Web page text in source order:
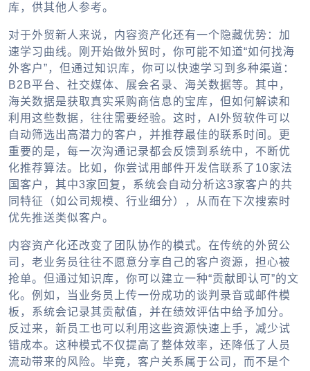
库，供其他人参考。
对于外贸新人来说，内容资产化还有一个隐藏优势：加
速学习曲线。刚开始做外贸时，你可能不知道“如何找海
外客户”，但通过知识库，你可以快速学习到多种渠道：
B2B平台、社交媒体、展会名录、海关数据等。其中，
海关数据是获取真实采购商信息的宝库，但如何解读和
利用这些数据，往往需要经验。这时，AI外贸软件可以
自动筛选出高潜力的客户，并推荐最佳的联系时间。更
重要的是，每一次沟通记录都会反馈到系统中，不断优
化推荐算法。比如，你尝试用邮件开发信联系了10家法
国客户，其中3家回复，系统会自动分析这3家客户的共
同特征（如公司规模、行业细分），从而在下次搜索时
优先推送类似客户。
内容资产化还改变了团队协作的模式。在传统的外贸公
司，老业务员往往不愿意分享自己的客户资源，担心被
抢单。但通过知识库，你可以建立一种“贡献即认可”的文
化。例如，当业务员上传一份成功的谈判录音或邮件模
板，系统会记录其贡献值，并在绩效评估中给予加分。
反过来，新员工也可以利用这些资源快速上手，减少试
错成本。这种模式不仅提高了整体效率，还降低了人员
流动带来的风险。毕竟，客户关系属于公司，而不是个